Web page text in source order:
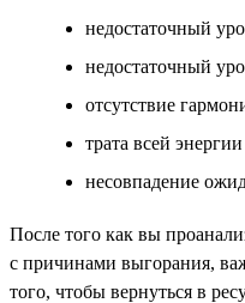
недостаточный
недостаточный
отсутствие
трата всей
несовпадение
После того как вы
с причинами выгорания,
того, чтобы вернуться в